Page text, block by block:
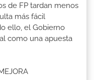
de FP tardan menos
más fácil
ello, el Gobierno
como una apuesta